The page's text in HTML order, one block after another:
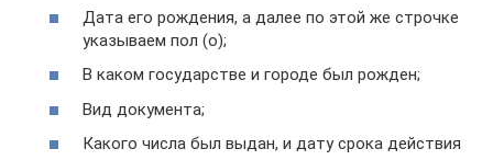
Дата его рождения, а далее по этой же строчке
указываем пол (о);
В каком государстве и городе был рожден;
Вид документа;
Какого числа был выдан, и дату срока действия